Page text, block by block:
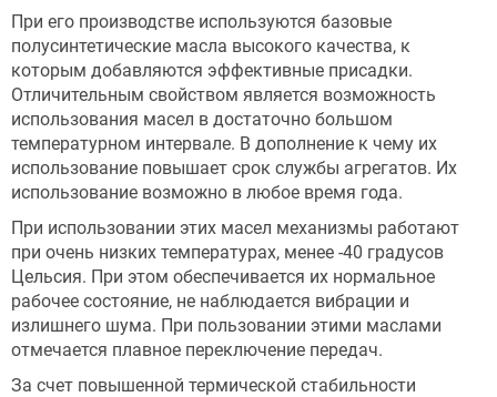
При его производстве используются базовые
полусинтетические масла высокого качества, к
которым добавляются эффективные присадки.
Отличительным свойством является возможность
использования масел в достаточно большом
температурном интервале. В дополнение к чему их
использование повышает срок службы агрегатов. Их
использование возможно в любое время года.
При использовании этих масел механизмы работают
при очень низких температурах, менее -40 градусов
Цельсия. При этом обеспечивается их нормальное
рабочее состояние, не наблюдается вибрации и
излишнего шума. При пользовании этими маслами
отмечается плавное переключение передач.
За счет повышенной термической стабильности